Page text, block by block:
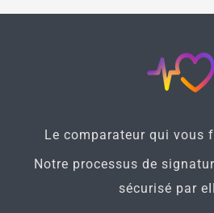
Le comparateur qui vous
Notre processus de
sécurisé par